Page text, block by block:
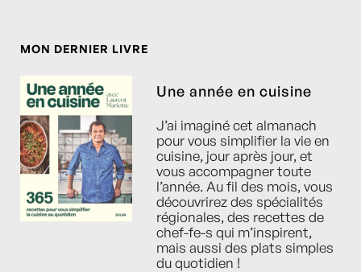
MON DERNIER LIVRE
Une année en cuisine
J’ai imaginé cet almanach
pour vous simplifier la vie en
cuisine, jour après jour, et
vous accompagner toute
l’année. Au fil des mois, vous
découvrirez des spécialités
régionales, des recettes de
chef-fe-s qui m’inspirent,
mais aussi des plats simples
du quotidien !